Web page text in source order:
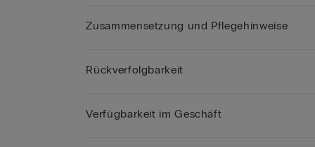
Zusammensetzung und Pflegehinweise
Rückverfolgbarkeit
Verfügbarkeit im Geschäft